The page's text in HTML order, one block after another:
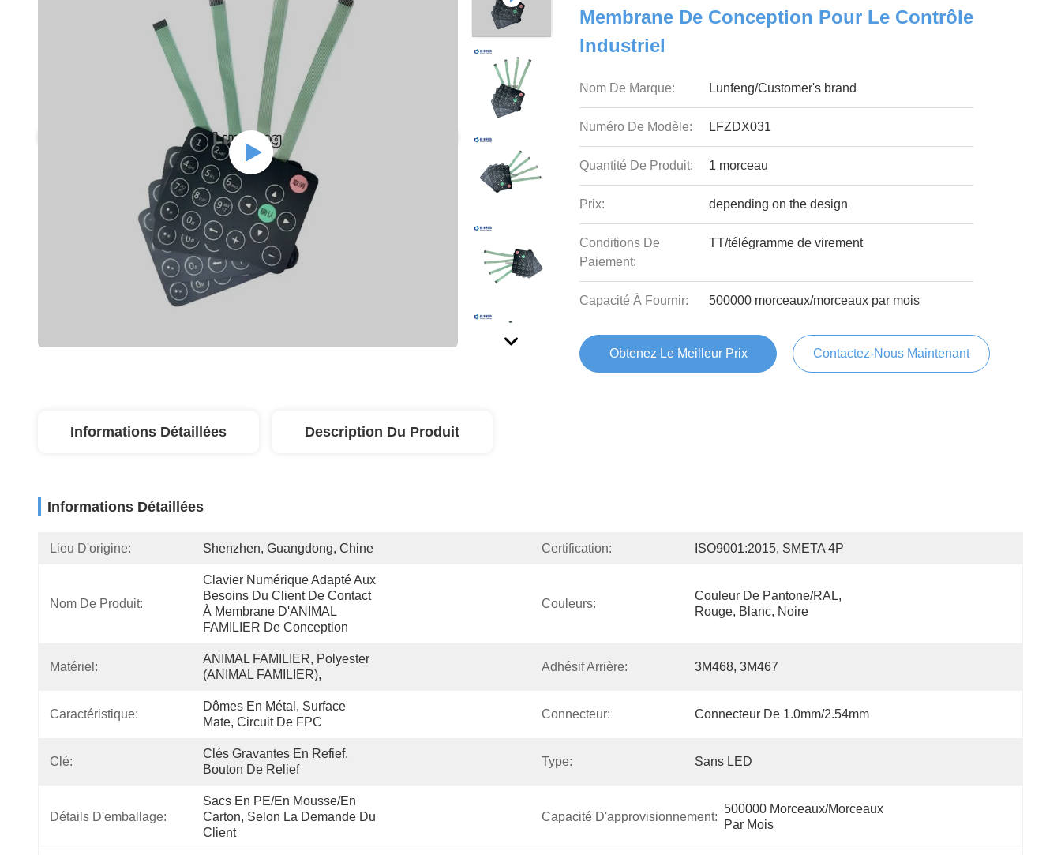
Membrane De Conception Pour Le Contrôle
Industriel
Nom De Marque: Lunfeng/Customer's brand
Numéro De Modèle: LFZDX031
Quantité De Produit: 1 morceau
Prix: depending on the design
Conditions De
Paiement:
TT/télégramme de virement
Capacité À Fournir: 500000 morceaux/morceaux par mois
Obtenez Le Meilleur Prix Contactez-Nous Maintenant
Informations Détaillées Description Du Produit
Informations Détaillées
Lieu D'origine: Shenzhen, Guangdong, Chine Certification: ISO9001:2015, SMETA 4P
Nom De Produit:
Clavier Numérique Adapté Aux
Besoins Du Client De Contact
À Membrane D'ANIMAL
FAMILIER De Conception
Couleurs:
Couleur De Pantone/RAL,
Rouge, Blanc, Noire
Matériel:
ANIMAL FAMILIER, Polyester
(ANIMAL FAMILIER),
Adhésif Arrière: 3M468, 3M467
Caractéristique:
Dômes En Métal, Surface
Mate, Circuit De FPC
Connecteur: Connecteur De 1.0mm/2.54mm
Clé:
Clés Gravantes En Refief,
Bouton De Relief
Type: Sans LED
Détails D'emballage:
Sacs En PE/en Mousse/en
Carton, Selon La Demande Du
Client
Capacité D'approvisionnement:
500000 Morceaux/morceaux
Par Mois